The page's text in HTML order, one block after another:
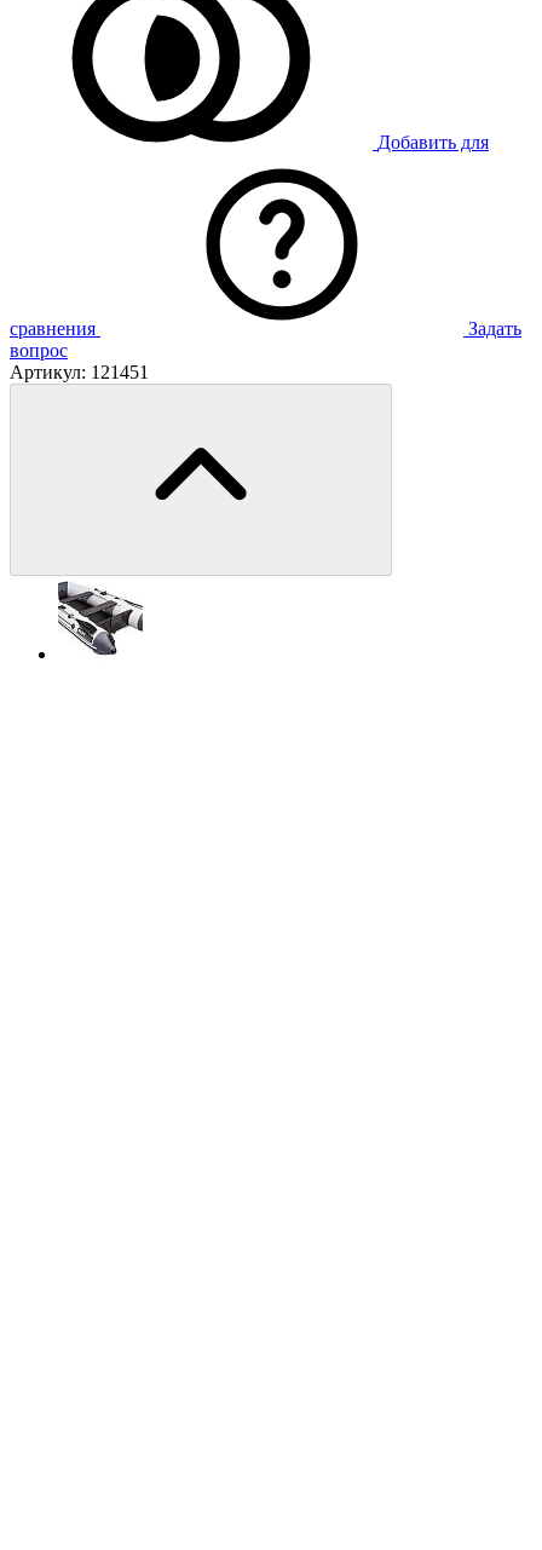
Добавить для
сравнения
Задать
вопрос
Артикул: 121451